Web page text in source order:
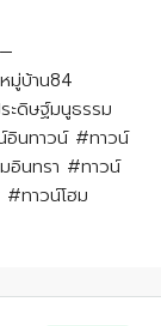
มู่บ้าน84
ะดิษฐ์มนูธรรม
อินทาวน์ #ทาวน์
อินทรา #ทาวน์
#ทาวน์โฮม